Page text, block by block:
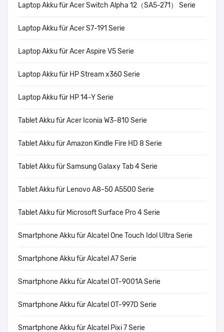
Laptop Akku für Acer Switch Alpha 12（SA5-271） Serie
Laptop Akku für Acer S7-191 Serie
Laptop Akku für Acer Aspire V5 Serie
Laptop Akku für HP Stream x360 Serie
Laptop Akku für HP 14-Y Serie
Tablet Akku für Acer Iconia W3-810 Serie
Tablet Akku für Amazon Kindle Fire HD 8 Serie
Tablet Akku für Samsung Galaxy Tab 4 Serie
Tablet Akku für Lenovo A8-50 A5500 Serie
Tablet Akku für Microsoft Surface Pro 4 Serie
Smartphone Akku für Alcatel One Touch Idol Ultra Serie
Smartphone Akku für Alcatel A7 Serie
Smartphone Akku für Alcatel OT-9001A Serie
Smartphone Akku für Alcatel OT-997D Serie
Smartphone Akku für Alcatel Pixi 7 Serie